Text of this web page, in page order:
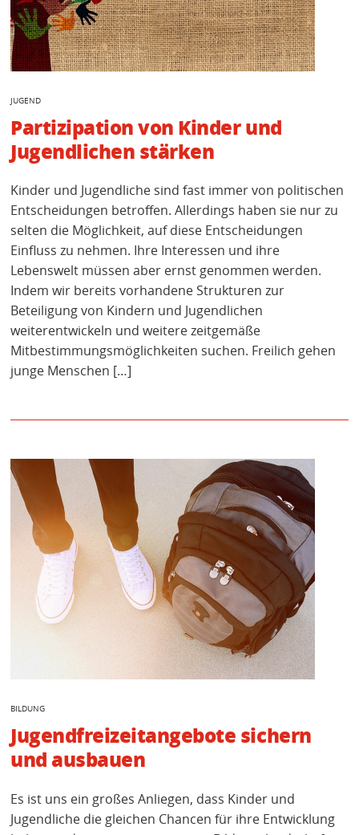
JUGEND
Partizipation von Kinder und
Jugendlichen stärken
Kinder und Jugendliche sind fast immer von politischen
Entscheidungen betroffen. Allerdings haben sie nur zu
selten die Möglichkeit, auf diese Entscheidungen
Einfluss zu nehmen. Ihre Interessen und ihre
Lebenswelt müssen aber ernst genommen werden.
Indem wir bereits vorhandene Strukturen zur
Beteiligung von Kindern und Jugendlichen
weiterentwickeln und weitere zeitgemäße
Mitbestimmungsmöglichkeiten suchen. Freilich gehen
junge Menschen […]
BILDUNG
Jugendfreizeitangebote sichern
und ausbauen
Es ist uns ein großes Anliegen, dass Kinder und
Jugendliche die gleichen Chancen für ihre Entwicklung